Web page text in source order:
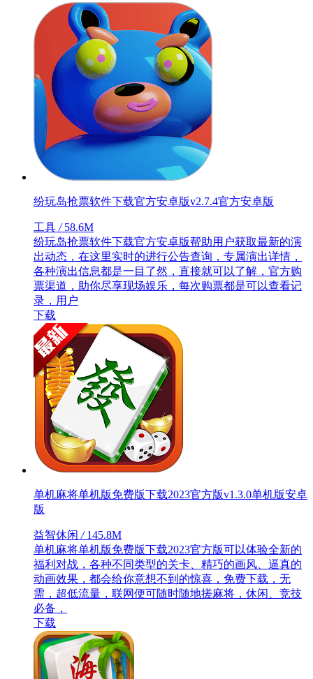
纷玩岛抢票软件下载官方安卓版v2.7.4官方安卓版
工具 /58.6M
纷玩岛抢票软件下载官方安卓版帮助用户获取最新的演
出动态，在这里实时的进行公告查询，专属演出详情，
各种演出信息都是一目了然，直接就可以了解，官方购
票渠道，助你尽享现场娱乐，每次购票都是可以查看记
录，用户
下载
单机麻将单机版免费版下载2023官方版v1.3.0单机版安卓
版
益智休闲 /145.8M
单机麻将单机版免费版下载2023官方版可以体验全新的
福利对战，各种不同类型的关卡、精巧的画风、逼真的
动画效果，都会给你意想不到的惊喜，免费下载，无
需，超低流量，联网便可随时随地搓麻将，休闲、竞技
必备，
下载